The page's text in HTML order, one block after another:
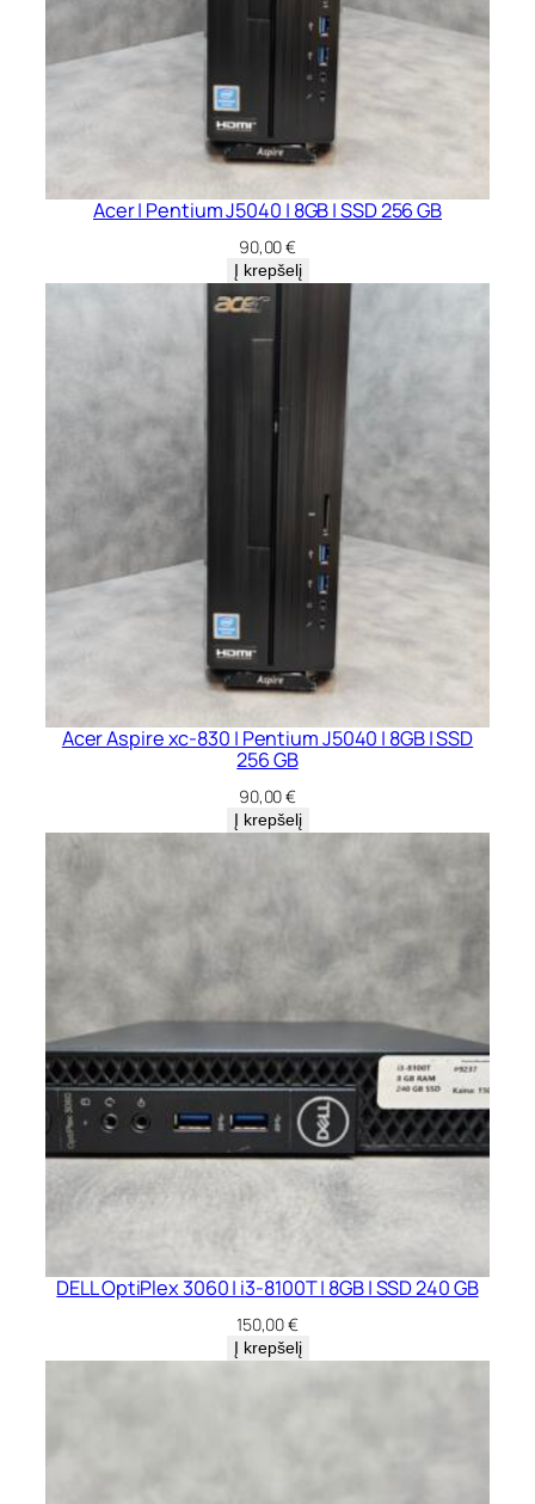
Acer | Pentium J5040 | 8GB | SSD 256 GB
90,00€
Į krepšelį
Acer Aspire xc-830 | Pentium J5040 | 8GB | SSD
256 GB
90,00€
Į krepšelį
DELL OptiPlex 3060 | i3-8100T | 8GB | SSD 240 GB
150,00€
Į krepšelį